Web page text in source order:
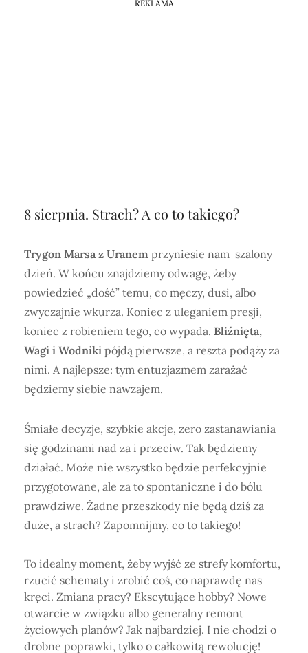
REKLAMA
8 sierpnia. Strach? A co to takiego?
Trygon Marsa z Uranem przyniesie nam szalony
dzień. W końcu znajdziemy odwagę, żeby
powiedzieć „dość” temu, co męczy, dusi, albo
zwyczajnie wkurza. Koniec z uleganiem presji,
koniec z robieniem tego, co wypada. Bliźnięta,
Wagi i Wodniki pójdą pierwsze, a reszta podąży za
nimi. A najlepsze: tym entuzjazmem zarażać
będziemy siebie nawzajem.
Śmiałe decyzje, szybkie akcje, zero zastanawiania
się godzinami nad za i przeciw. Tak będziemy
działać. Może nie wszystko będzie perfekcyjnie
przygotowane, ale za to spontaniczne i do bólu
prawdziwe. Żadne przeszkody nie będą dziś za
duże, a strach? Zapomnijmy, co to takiego!
To idealny moment, żeby wyjść ze strefy komfortu,
rzucić schematy i zrobić coś, co naprawdę nas
kręci. Zmiana pracy? Ekscytujące hobby? Nowe
otwarcie w związku albo generalny remont
życiowych planów? Jak najbardziej. I nie chodzi o
drobne poprawki, tylko o całkowitą rewolucję!